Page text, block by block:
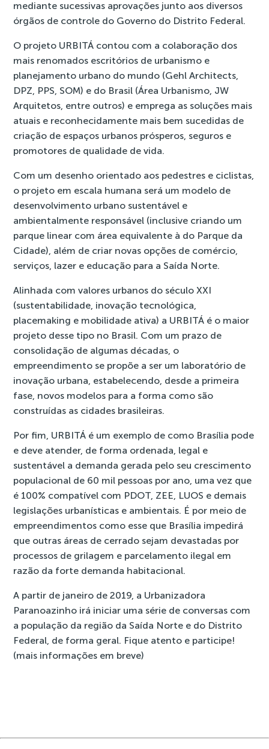
mediante sucessivas aprovações junto aos diversos
órgãos de controle do Governo do Distrito Federal.
O projeto URBITÁ contou com a colaboração dos
mais renomados escritórios de urbanismo e
planejamento urbano do mundo (Gehl Architects,
DPZ, PPS, SOM) e do Brasil (Área Urbanismo, JW
Arquitetos, entre outros) e emprega as soluções mais
atuais e reconhecidamente mais bem sucedidas de
criação de espaços urbanos prósperos, seguros e
promotores de qualidade de vida.
Com um desenho orientado aos pedestres e ciclistas,
o projeto em escala humana será um modelo de
desenvolvimento urbano sustentável e
ambientalmente responsável (inclusive criando um
parque linear com área equivalente à do Parque da
Cidade), além de criar novas opções de comércio,
serviços, lazer e educação para a Saída Norte.
Alinhada com valores urbanos do século XXI
(sustentabilidade, inovação tecnológica,
placemaking e mobilidade ativa) a URBITÁ é o maior
projeto desse tipo no Brasil. Com um prazo de
consolidação de algumas décadas, o
empreendimento se propõe a ser um laboratório de
inovação urbana, estabelecendo, desde a primeira
fase, novos modelos para a forma como são
construídas as cidades brasileiras.
Por fim, URBITÁ é um exemplo de como Brasília pode
e deve atender, de forma ordenada, legal e
sustentável a demanda gerada pelo seu crescimento
populacional de 60 mil pessoas por ano, uma vez que
é 100% compatível com PDOT, ZEE, LUOS e demais
legislações urbanísticas e ambientais. É por meio de
empreendimentos como esse que Brasília impedirá
que outras áreas de cerrado sejam devastadas por
processos de grilagem e parcelamento ilegal em
razão da forte demanda habitacional.
A partir de janeiro de 2019, a Urbanizadora
Paranoazinho irá iniciar uma série de conversas com
a população da região da Saída Norte e do Distrito
Federal, de forma geral. Fique atento e participe!
(mais informações em breve)